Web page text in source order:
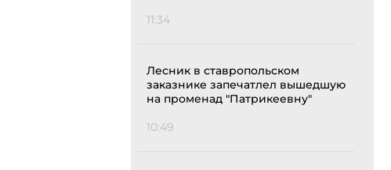
11:34
Лесник в ставропольском
заказнике запечатлел вышедшую
на променад "Патрикеевну"
10:49